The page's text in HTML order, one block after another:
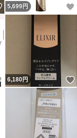
いいね！
5,699円
いいね！
6,180円